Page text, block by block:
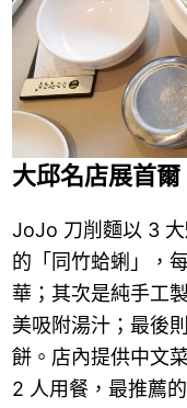
大邱名店展首
JoJo 刀削麵以 3
的「同竹蛤蜊」，
華；其次是純手工
美吸附湯汁；最後
餅。店內提供中文
2 人用餐，最推薦